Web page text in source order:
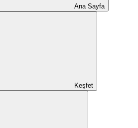
Ana Sayfa
Keşfet